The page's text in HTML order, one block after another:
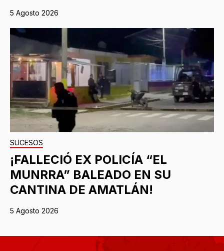
5 Agosto 2026
SUCESOS
¡FALLECIÓ EX POLICÍA “EL
MUNRRA” BALEADO EN SU
CANTINA DE AMATLÁN!
5 Agosto 2026